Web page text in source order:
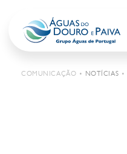
COMUNICAÇÃO • NOTÍCIAS •